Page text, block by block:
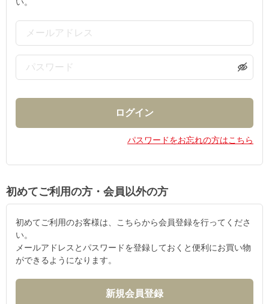
い。
パスワードをお忘れの方はこちら
初めてご利用の方・会員以外の方
初めてご利用のお客様は、こちらから会員登録を行ってくださ
い。
メールアドレスとパスワードを登録しておくと便利にお買い物
ができるようになります。